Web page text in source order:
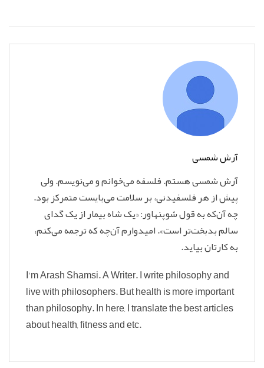
آرش شمسی
آرش شمسی هستم. فلسفه می‌خوانم و می‌نویسم‌. ولی
پیش از هر فلسفیدنی، بر سلامت می‌بایست متمرکز بود.
چه آن‌که به قول شوپنهاور: «یک شاه بیمار از یک گدای
سالم بدبخت‌تر است». امیدوارم آن‌چه که ترجمه می‌کنم،
به کارتان بیاید.
I'm Arash Shamsi. A Writer. I write philosophy and
live with philosophers. But health is more important
than philosophy. In here, I translate the best articles
about health, fitness and etc.